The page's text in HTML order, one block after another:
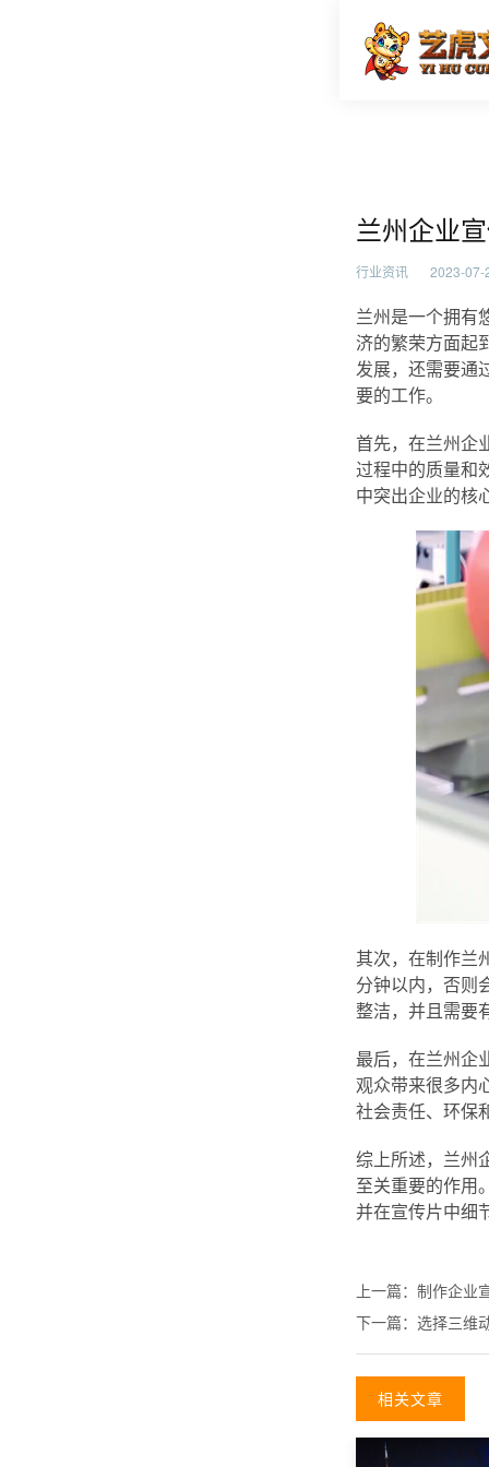
兰州企
兰州企业
行业资讯 2023-07-
兰州是一个拥有
济的繁荣方面起
发展，还需要通
要的工作。
首先，在兰州企
过程中的质量和
中突出企业的核
其次，在制作兰
分钟以内，否则
整洁，并且需要
最后，在兰州企
观众带来很多内
社会责任、环保
综上所述，兰州
至关重要的作用
并在宣传片中细
上一篇： 制作企业
下一篇： 选择三维
相关文章